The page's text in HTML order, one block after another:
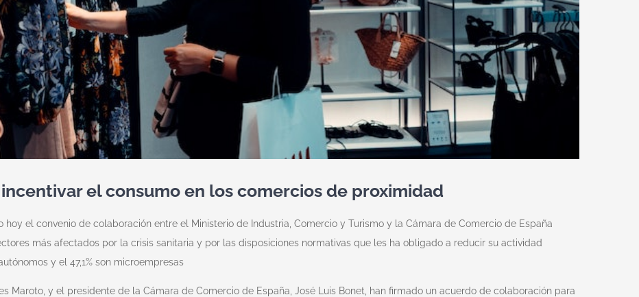
el consumo en los comercios de proximidad
hoy el convenio de colaboración entre el Ministerio de Industria, Comercio y Turismo y la Cámara de Comercio de España
más afectados por la crisis sanitaria y por las disposiciones normativas que les ha obligado a reducir su actividad
y el 47,1% son microempresas
Maroto, y el presidente de la Cámara de Comercio de España, José Luis Bonet, han firmado un acuerdo de colaboración para